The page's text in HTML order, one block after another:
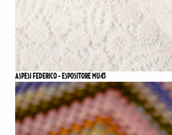
ASPESI FEDERICO - ESPOSITORE MU43